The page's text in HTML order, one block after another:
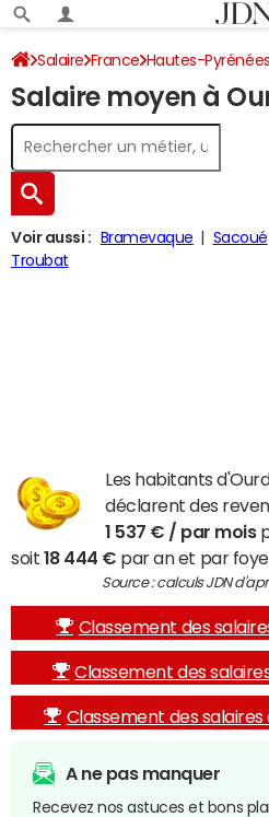
Salaire France Hautes-Pyrénées
Salaire moyen à
Voir aussi : Bramevaque Sacoué
Troubat
Les habitants
déclarent des
1 537 € / par mois
soit 18 444 € par an et par
Source : calculs JDN
Classement des
Classement des
Classement des
A ne pas manquer
Recevez nos astuces et bons